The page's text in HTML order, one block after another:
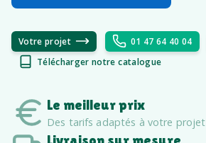
Votre projet 01 47 64 40 04
Télécharger notre catalogue
Le meilleur prix
Des tarifs adaptés à votre projet
Livraison sur mesure